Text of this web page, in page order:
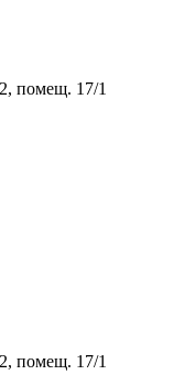
помещ. 17/1
помещ. 17/1